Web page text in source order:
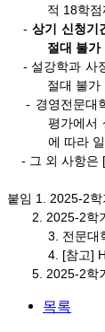
적 18학
- 상기 신청기
절대 불가
-설강학과 사
절대 불가
- 경영전문대학
평가에서
에 따라
- 그 외 사항은 [
붙임 1. 2025-2
2. 2025-2학기
3. 전문대
4. [참고]
5. 2025-2학
목록